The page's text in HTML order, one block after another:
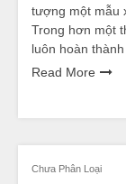
tượng một mẫu
Trong hơn một
luôn hoàn
Read More
Chưa Phân Loại